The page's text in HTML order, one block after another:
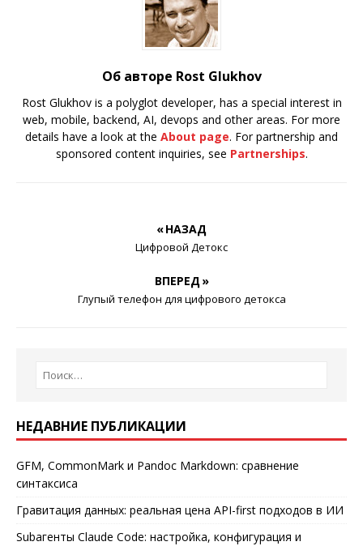
Об авторе Rost Glukhov
Rost Glukhov is a polyglot developer, has a special interest in
web, mobile, backend, AI, devops and other areas. For more
details have a look at the About page. For partnership and
sponsored content inquiries, see Partnerships.
« НАЗАД
Цифровой Детокс
ВПЕРЕД »
Глупый телефон для цифрового детокса
НЕДАВНИЕ ПУБЛИКАЦИИ
GFM, CommonMark и Pandoc Markdown: сравнение
синтаксиса
Гравитация данных: реальная цена API-first подходов в ИИ
Subагенты Claude Code: настройка, конфигурация и